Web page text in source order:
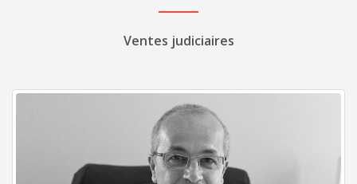
Ventes judiciaires